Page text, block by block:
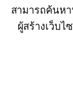
สามารถค้นห
ผู้สร้างเว็บ